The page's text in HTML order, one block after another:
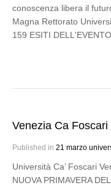
conoscenza libera il
Magna Rettorato
159 ESITI
Venezia Ca Foscari
Published in 21 marzo
Università Ca’ Foscari
NUOVA PRIMAVERA